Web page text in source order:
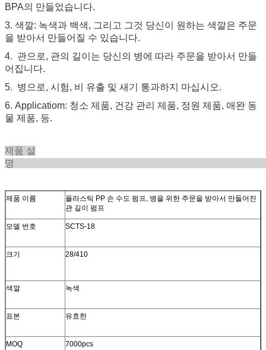
BPA의 만들었습니다.
3. 색깔: 녹색과 백색, 그리고 그것 당신이 원하는 색깔은 주문
을 받아서 만들어질 수 있습니다.
4. 관으로, 관의 길이는 당신의 병에 따라 주문을 받아서 만들
어집니다.
5. 병으로, 시험, 비 유출 및 새기 통과하지 마십시오.
6. Applicatiom: 청소 제품, 건강 관리 제품, 정원 제품, 애완 동
물 제품, 등.
제품 설
제품 이름
플라스틱 PP 손 수도 펌프, 병을 위한 주문을 받아서 만들어진
관 길이 펌프
모델 번호 SCTS-18
크기 28/410
색깔 녹색
표본 유효한
MOQ 7000pcs